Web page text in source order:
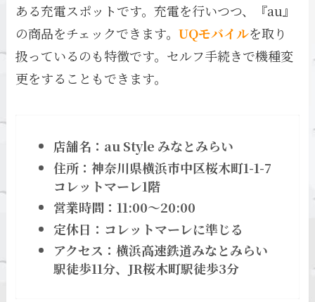
ある充電スポットです。充電を行いつつ、『au』
の商品をチェックできます。UQモバイルを取り
扱っているのも特徴です。セルフ手続きで機種変
更をすることもできます。
店舗名：au Style みなとみらい
住所：神奈川県横浜市中区桜木町1-1-7
コレットマーレ1階
営業時間：11:00～20:00
定休日：コレットマーレに準じる
アクセス：横浜高速鉄道みなとみらい
駅徒歩11分、JR桜木町駅徒歩3分